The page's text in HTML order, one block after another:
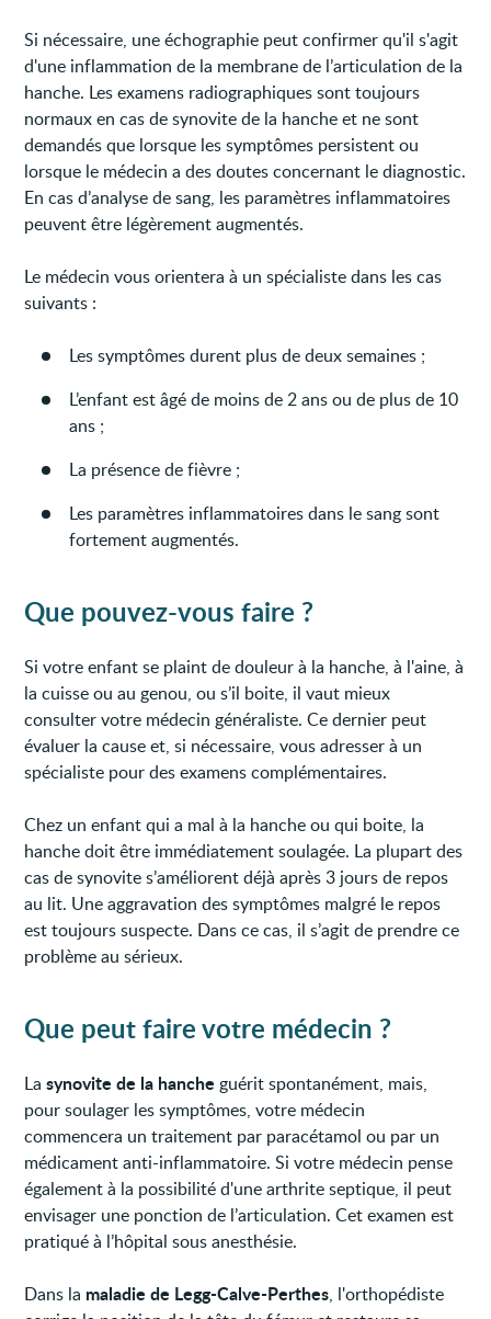
Si nécessaire, une échographie peut confirmer qu'il s'agit
d'une inflammation de la membrane de l’articulation de la
hanche. Les examens radiographiques sont toujours
normaux en cas de synovite de la hanche et ne sont
demandés que lorsque les symptômes persistent ou
lorsque le médecin a des doutes concernant le diagnostic.
En cas d’analyse de sang, les paramètres inflammatoires
peuvent être légèrement augmentés.
Le médecin vous orientera à un spécialiste dans les cas
suivants :
Les symptômes durent plus de deux semaines ;
L’enfant est âgé de moins de 2 ans ou de plus de 10
ans ;
La présence de fièvre ;
Les paramètres inflammatoires dans le sang sont
fortement augmentés.
Que pouvez-vous faire ?
Si votre enfant se plaint de douleur à la hanche, à l'aine, à
la cuisse ou au genou, ou s’il boite, il vaut mieux
consulter votre médecin généraliste. Ce dernier peut
évaluer la cause et, si nécessaire, vous adresser à un
spécialiste pour des examens complémentaires.
Chez un enfant qui a mal à la hanche ou qui boite, la
hanche doit être immédiatement soulagée. La plupart des
cas de synovite s’améliorent déjà après 3 jours de repos
au lit. Une aggravation des symptômes malgré le repos
est toujours suspecte. Dans ce cas, il s’agit de prendre ce
problème au sérieux.
Que peut faire votre médecin ?
Lasynovite de la hanche guérit spontanément, mais,
pour soulager les symptômes, votre médecin
commencera un traitement par paracétamol ou par un
médicament anti-inflammatoire. Si votre médecin pense
également à la possibilité d'une arthrite septique, il peut
envisager une ponction de l’articulation. Cet examen est
pratiqué à l’hôpital sous anesthésie.
Dans la maladie de Legg-Calve-Perthes, l'orthopédiste